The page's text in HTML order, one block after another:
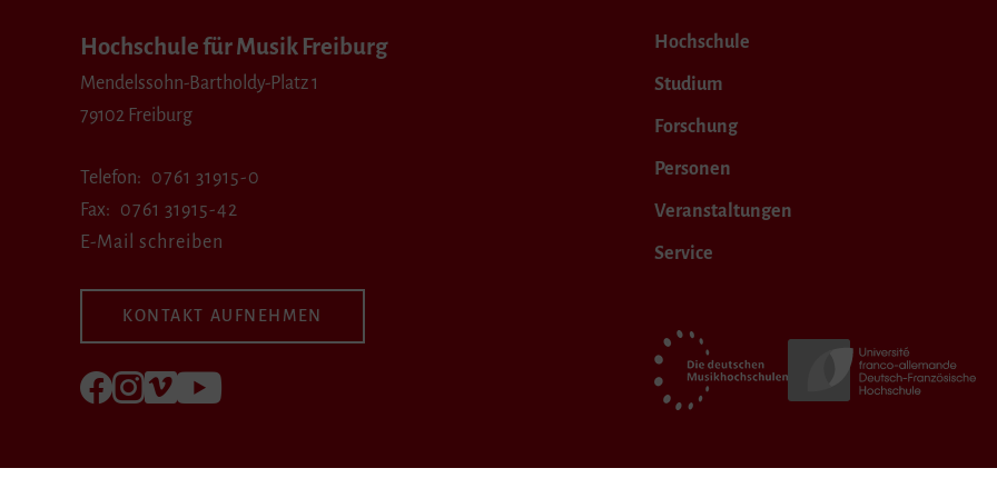
Hochschule für Musik Freiburg
Mendelssohn-Bartholdy-Platz 1
79102 Freiburg
Telefon
0761 31915-0
Fax
0761 31915-42
E-Mail schreiben
KONTAKT AUFNEHMEN
Folgen Sie uns auf Facebook
Folgen Sie uns auf Instagram
Besuchen Sie uns bei Vimeo
Hochschule
Studium
Forschung
Personen
Veranstaltungen
Service